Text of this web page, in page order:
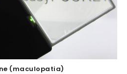
(maculopatia)